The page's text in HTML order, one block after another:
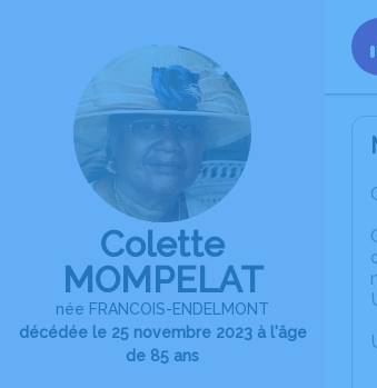
Colette
MOMPELAT
née FRANCOIS-ENDELMONT
décédée le 25 novembre 2023 à l'âge
de 85 ans